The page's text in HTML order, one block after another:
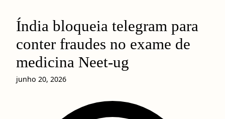
Índia bloqueia telegram para
conter fraudes no exame de
medicina Neet-ug
junho 20, 2026